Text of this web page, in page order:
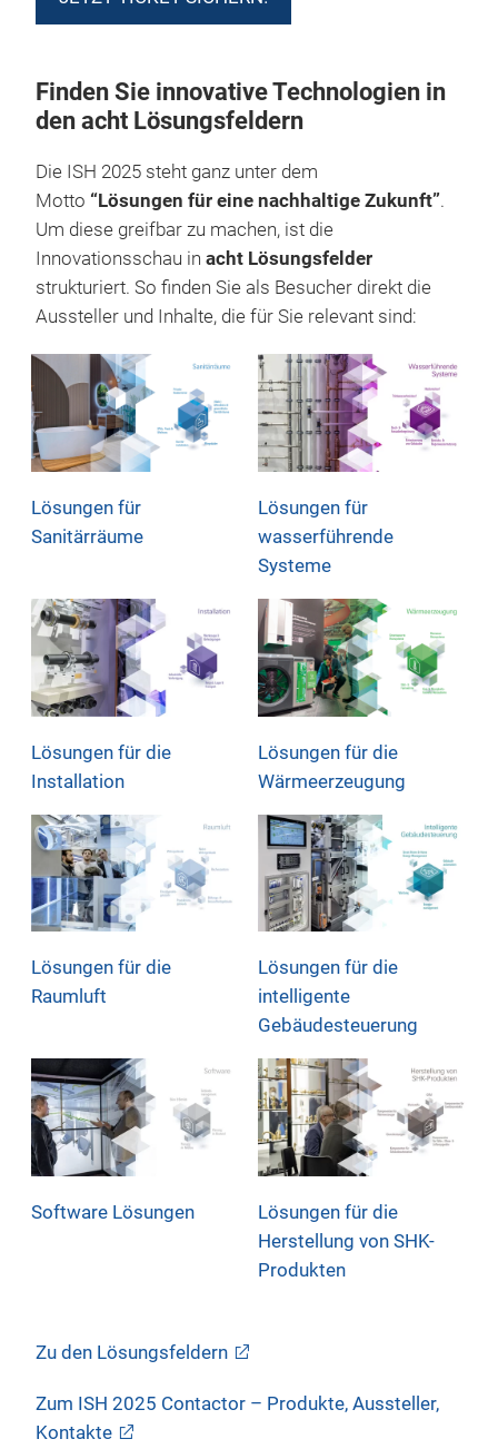
Finden Sie innovative Technologien in
den acht Lösungsfeldern
Die ISH 2025 steht ganz unter dem
Motto “Lösungen für eine nachhaltige Zukunft”.
Um diese greifbar zu machen, ist die
Innovationsschau in acht Lösungsfelder
strukturiert. So finden Sie als Besucher direkt die
Aussteller und Inhalte, die für Sie relevant sind:
Lösungen für
Sanitärräume
Lösungen für
wasserführende
Systeme
Lösungen für die
Installation
Lösungen für die
Wärmeerzeugung
Lösungen für die
Raumluft
Lösungen für die
intelligente
Gebäudesteuerung
Software Lösungen
Lösungen für die
Herstellung von SHK-
Produkten
Zu den Lösungsfeldern
Zum ISH 2025 Contactor – Produkte, Aussteller,
Kontakte